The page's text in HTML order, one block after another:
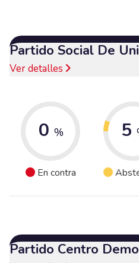
Partido Social De
Ver detalles
0 %
En contra
5
Partido Centro